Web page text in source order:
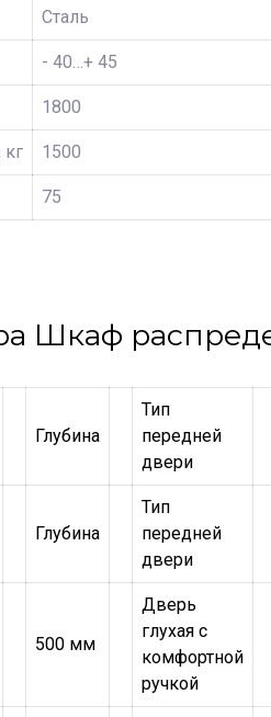
Сталь
- 40…+ 45
1800
кг 1500
75
Шкаф
Глубина
Тип
передней
двери
Глубина
Тип
передней
двери
500 мм
Дверь
глухая с
комфортной
ручкой